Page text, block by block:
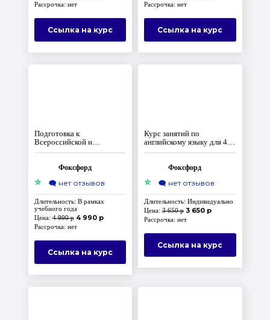
Рассрочка: нет
Ссылка на курс
Рассрочка: нет
Ссылка на курс
Подготовка к
Всероссийской и
вузовским олимпиадам по
Фоксфорд
⭐ 🗨️ нет отзывов
Длительность: В рамках
учебного года
Цена:4 990 р 4 990 р
Рассрочка: нет
Ссылка на курс
Курс занятий по
английскому языку для 4
класса (Домашняя школа).
Фоксфорд
⭐ 🗨️ нет отзывов
Длительность: Индивидуально
Цена: 3 650 р 3 650 р
Рассрочка: нет
Ссылка на курс